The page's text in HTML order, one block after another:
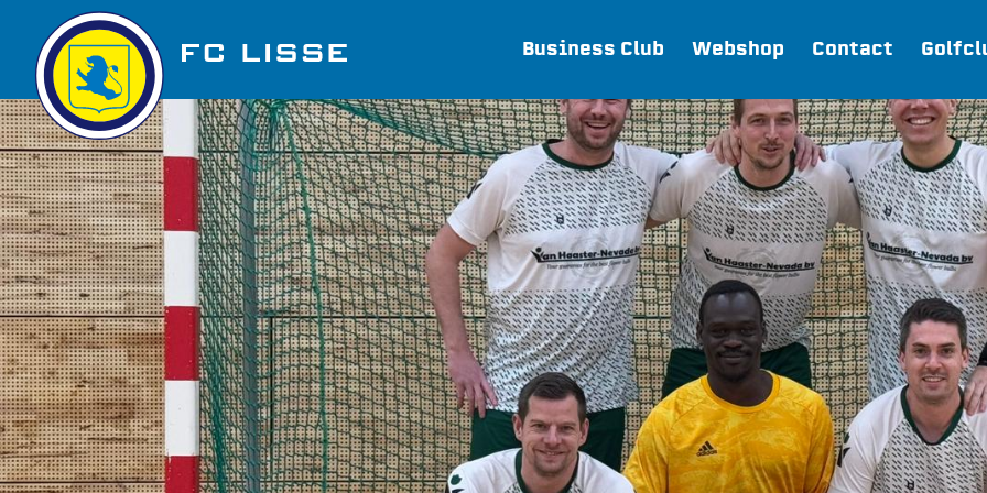
Business Club Webshop Contact
Golfbaan Ter Specke Webshop
Nieuws
Vacatures
Join FC Lisse
Aanmelden voor proeftraining
Lid worden van FC Lisse
Word vrijwilliger
De Club van 100
Uitschrijven
Over FC Lisse
Organisatie
Teams
FC Lisse 1